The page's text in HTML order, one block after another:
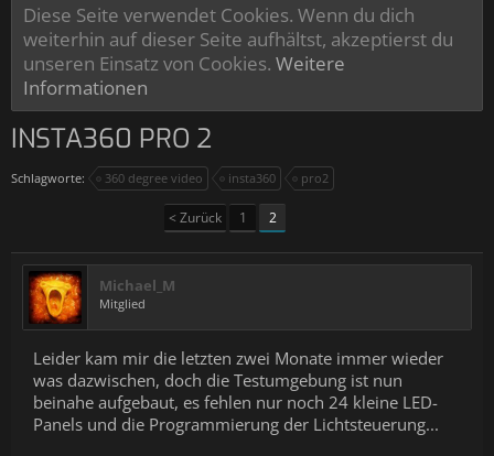
Diese Seite verwendet Cookies. Wenn du dich
weiterhin auf dieser Seite aufhältst, akzeptierst du
unseren Einsatz von Cookies. Weitere
Informationen
INSTA360 PRO 2
Schlagworte: 360 degree video insta360 pro2
< Zurück 1 2
Michael_M
Mitglied
Leider kam mir die letzten zwei Monate immer wieder
was dazwischen, doch die Testumgebung ist nun
beinahe aufgebaut, es fehlen nur noch 24 kleine LED-
Panels und die Programmierung der Lichtsteuerung...